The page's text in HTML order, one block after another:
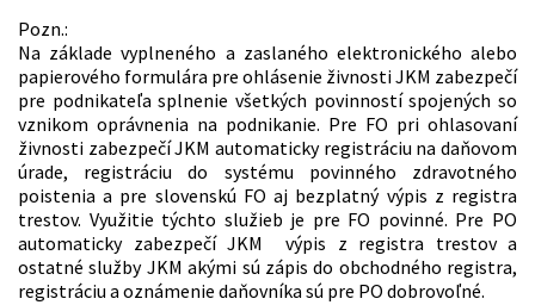
Pozn.:
Na základe vyplneného a zaslaného elektronického alebo
papierového formulára pre ohlásenie živnosti JKM zabezpečí
pre podnikateľa splnenie všetkých povinností spojených so
vznikom oprávnenia na podnikanie. Pre FO pri ohlasovaní
živnosti zabezpečí JKM automaticky registráciu na daňovom
úrade, registráciu do systému povinného zdravotného
poistenia a pre slovenskú FO aj bezplatný výpis z registra
trestov. Využitie týchto služieb je pre FO povinné. Pre PO
automaticky zabezpečí JKM výpis z registra trestov a
ostatné služby JKM akými sú zápis do obchodného registra,
registráciu a oznámenie daňovníka sú pre PO dobrovoľné.